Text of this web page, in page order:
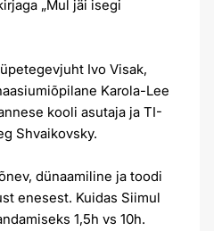
„Mul jäi isegi
Ivo Visak,
Karola-Lee
kooli asutaja ja TI-
Shvaikovsky.
dünaamiline ja toodi
enesest. Kuidas Siimul
1,5h vs 10h.